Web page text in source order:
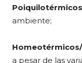
ambiente;
a pesar de las